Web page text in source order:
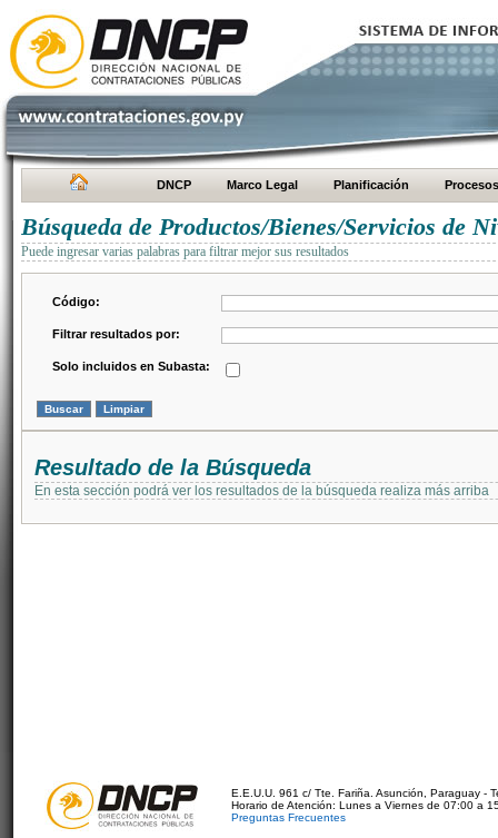
DNCP Marco Legal Planificación Procesos
Búsqueda de Productos/Bienes/Servicios de
Puede ingresar varias palabras para filtrar mejor sus resultados
Código:
Filtrar resultados por:
Solo incluidos en Subasta:
Resultado de la Búsqueda
En esta sección podrá ver los resultados de la búsqueda realiza más arriba
E.E.U.U. 961 c/ Tte. Fariña. Asunción, Paraguay -
Horario de Atención: Lunes a Viernes de 07:00 a
Preguntas Frecuentes